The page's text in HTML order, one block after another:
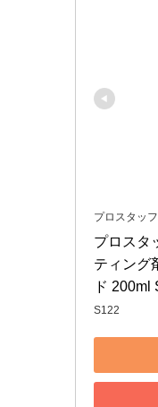
プロスタッ
プロスタ
ティング
ド 200ml
S122